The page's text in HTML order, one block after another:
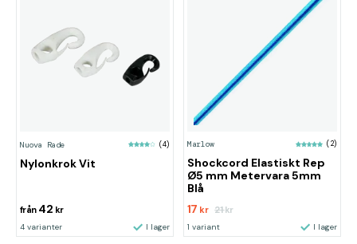
Nuova Rade (4)
Nylonkrok Vit
från 42 kr
4 varianter I lager
Marlow (2)
Shockcord Elastiskt Rep
Ø5 mm Metervara 5mm
Blå
17 kr 21kr
1 variant I lager